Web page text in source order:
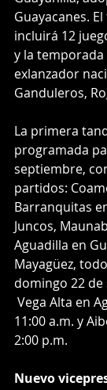
Guayacanes.
incluirá 12
y la
exlanzador
Ganduleros,
La primera
programada
septiembre,
partidos:
Barranquitas
Juncos,
Aguadilla en
Mayagüez,
domingo 22
Vega Alta en
11:00 a.m. y
2:00 p.m.
Nuevo